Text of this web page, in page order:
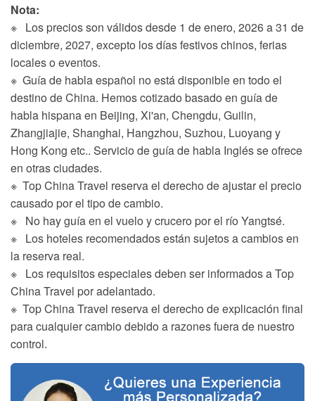
Nota:
※ Los precios son válidos desde 1 de enero, 2026 a 31 de
diciembre, 2027, excepto los días festivos chinos, ferias
locales o eventos.
※ Guía de habla español no está disponible en todo el
destino de China. Hemos cotizado basado en guía de
habla hispana en Beijing, Xi'an, Chengdu, Guilin,
Zhangjiajie, Shanghai, Hangzhou, Suzhou, Luoyang y
Hong Kong etc.. Servicio de guía de habla Inglés se ofrece
en otras ciudades.
※ Top China Travel reserva el derecho de ajustar el precio
causado por el tipo de cambio.
※ No hay guía en el vuelo y crucero por el río Yangtsé.
※ Los hoteles recomendados están sujetos a cambios en
la reserva real.
※ Los requisitos especiales deben ser informados a Top
China Travel por adelantado.
※ Top China Travel reserva el derecho de explicación final
para cualquier cambio debido a razones fuera de nuestro
control.